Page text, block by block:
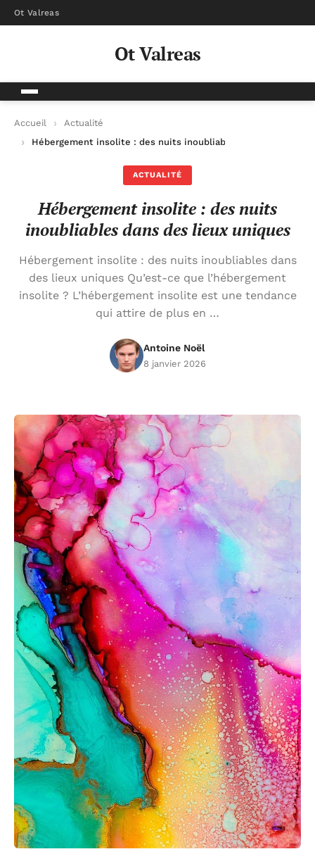
Ot Valreas
Ot Valreas
Accueil
Actualité
Hébergement insolite : des nuits inoubliables dans des lieux
ACTUALITÉ
Hébergement insolite : des nuits
inoubliables dans des lieux uniques
Hébergement insolite : des nuits inoubliables dans
des lieux uniques Qu’est-ce que l’hébergement
insolite ? L’hébergement insolite est une tendance
qui attire de plus en …
Antoine Noël
8 janvier 2026